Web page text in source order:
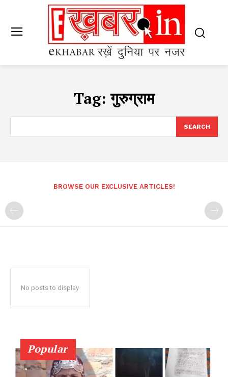
Tag:गुरुग्राम
SEARCH
BROWSE OUR EXCLUSIVE ARTICLES!
No posts to display
Popular